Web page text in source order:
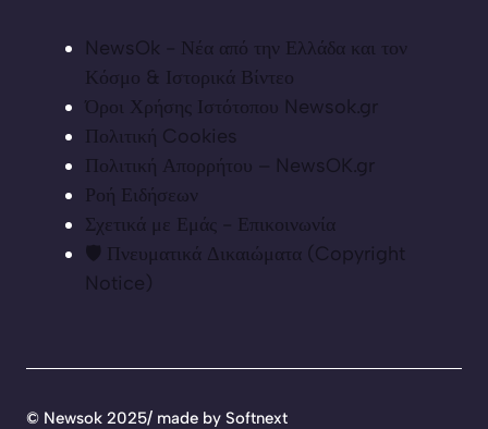
NewsOk - Νέα από την Ελλάδα και τον
Κόσμο & Ιστορικά Βίντεο
Όροι Χρήσης Ιστότοπου Newsok.gr
Πολιτική Cookies
Πολιτική Απορρήτου – NewsOK.gr
Ροή Ειδήσεων
Σχετικά με Εμάς - Επικοινωνία
🛡️ Πνευματικά Δικαιώματα (Copyright
Notice)
© Newsok 2025/ made by Softnext